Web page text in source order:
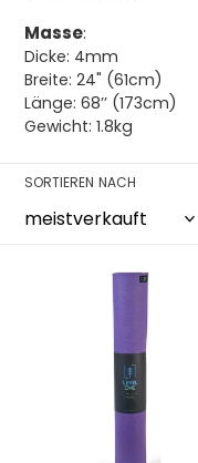
Masse:
Dicke: 4mm
Breite: 24" (61cm)
Länge: 68’’ (173cm)
Gewicht: 1.8kg
SORTIEREN NACH